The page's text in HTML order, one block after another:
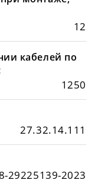
12
кабелей по
1250
27.32.14.111
29225139-2023